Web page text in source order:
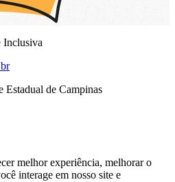
Inclusiva
de Campinas
melhor experiência, melhorar o
interage em nosso site e